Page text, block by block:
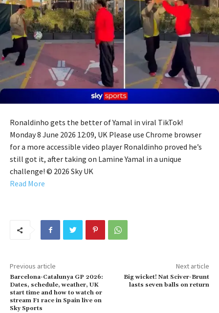
Ronaldinho gets the better of Yamal in viral TikTok!
Monday 8 June 2026 12:09, UK Please use Chrome browser
for a more accessible video player Ronaldinho proved he’s
still got it, after taking on Lamine Yamal in a unique
challenge! © 2026 Sky UK
Read More
Previous article
Barcelona-Catalunya GP 2026:
Dates, schedule, weather, UK
start time and how to watch or
stream F1 race in Spain live on
Sky Sports
Next article
Big wicket! Nat Sciver-Brunt
lasts seven balls on return